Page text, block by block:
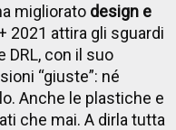
migliorato design e
2021 attira gli sguardi
DRL, con il suo
“giuste”: né
Anche le plastiche e
che mai. A dirla tutta